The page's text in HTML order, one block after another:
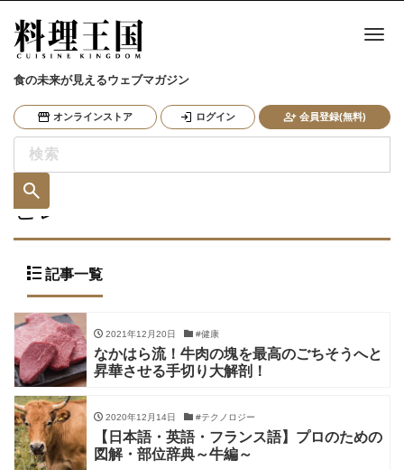
食の未来が見えるウェブマガジン
オンラインストア ログイン 会員登録(無料)
ナ
ヒレ
記事一覧
2021年12月20日 #健康
なかはら流！牛肉の塊を最高のごちそうへと
昇華させる手切り大解剖！
2020年12月14日 #テクノロジー
【日本語・英語・フランス語】プロのための
図解・部位辞典～牛編～